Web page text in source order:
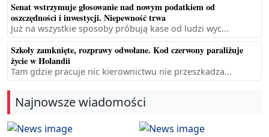
Senat wstrzymuje głosowanie nad nowym podatkiem od
oszczędności i inwestycji. Niepewność trwa
Już na wszystkie sposoby próbują kase od ludzi wyc...
Szkoły zamknięte, rozprawy odwołane. Kod czerwony paraliżuje
życie w Holandii
Tam gdzie pracuje nic kierownictwu nie przeszkadza...
Najnowsze wiadomości